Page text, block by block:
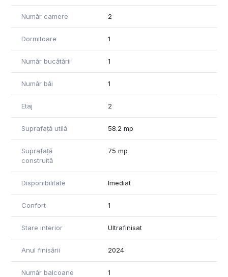
Număr camere 2
Dormitoare 1
Număr bucătării 1
Număr băi 1
Etaj 2
Suprafață utilă 58.2 mp
Suprafață
construită
75 mp
Disponibilitate Imediat
Confort 1
Stare interior Ultrafinisat
Anul finisării 2024
Număr balcoane 1